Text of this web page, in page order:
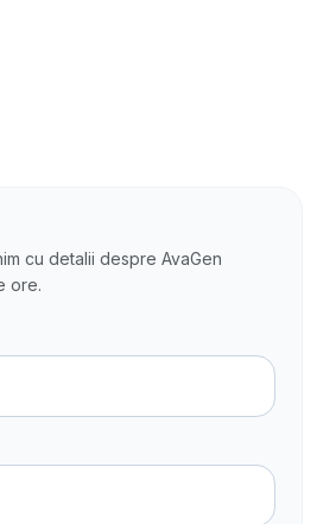
cu detalii despre AvaGen
ore.